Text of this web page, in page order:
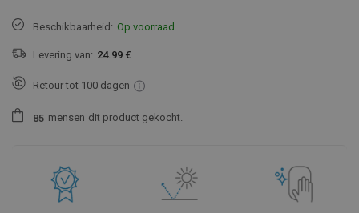
Beschikbaarheid: Op voorraad
Levering van: 24.99 €
Retour tot 100 dagen
85 mensen dit product gekocht.